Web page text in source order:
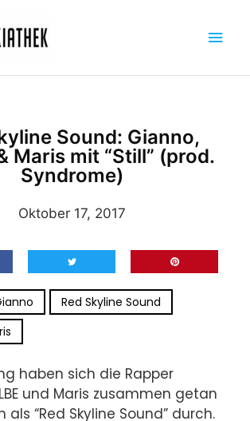
Sound: Gianno,
Maris mit “Still” (prod.
Syndrome)
Oktober 17, 2017
Red Skyline Sound
haben sich die Rapper
und Maris zusammen getan
“Red Skyline Sound” durch.